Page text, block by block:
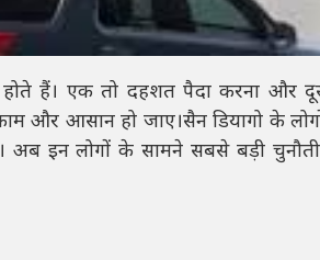
हैं। एक तो दहशत पैदा करना और
और आसान हो जाए।सैन डियागो के
अब इन लोगों के सामने सबसे बड़ी